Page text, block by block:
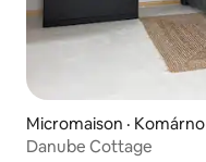
Micromaison · Komárno
Danube Cottage